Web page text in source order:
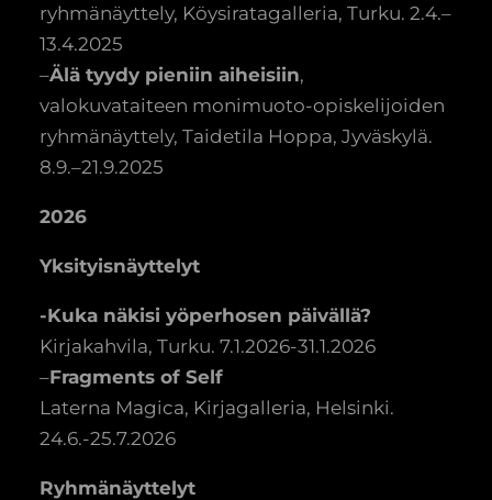
ryhmänäyttely, Köysiratagalleria, Turku. 2.4.–
13.4.2025
–Älä tyydy pieniin aiheisiin,
valokuvataiteen monimuoto-opiskelijoiden
ryhmänäyttely, Taidetila Hoppa, Jyväskylä.
8.9.–21.9.2025
2026
Yksityisnäyttelyt
-Kuka näkisi yöperhosen päivällä?
Kirjakahvila, Turku. 7.1.2026-31.1.2026
–Fragments of Self
Laterna Magica, Kirjagalleria, Helsinki.
24.6.-25.7.2026
Ryhmänäyttelyt